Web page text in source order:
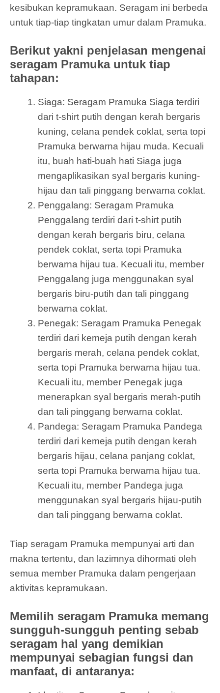
kesibukan kepramukaan. Seragam ini berbeda
untuk tiap-tiap tingkatan umur dalam Pramuka.
Berikut yakni penjelasan mengenai
seragam Pramuka untuk tiap
tahapan:
Siaga: Seragam Pramuka Siaga terdiri
dari t-shirt putih dengan kerah bergaris
kuning, celana pendek coklat, serta topi
Pramuka berwarna hijau muda. Kecuali
itu, buah hati-buah hati Siaga juga
mengaplikasikan syal bergaris kuning-
hijau dan tali pinggang berwarna coklat.
Penggalang: Seragam Pramuka
Penggalang terdiri dari t-shirt putih
dengan kerah bergaris biru, celana
pendek coklat, serta topi Pramuka
berwarna hijau tua. Kecuali itu, member
Penggalang juga menggunakan syal
bergaris biru-putih dan tali pinggang
berwarna coklat.
Penegak: Seragam Pramuka Penegak
terdiri dari kemeja putih dengan kerah
bergaris merah, celana pendek coklat,
serta topi Pramuka berwarna hijau tua.
Kecuali itu, member Penegak juga
menerapkan syal bergaris merah-putih
dan tali pinggang berwarna coklat.
Pandega: Seragam Pramuka Pandega
terdiri dari kemeja putih dengan kerah
bergaris hijau, celana panjang coklat,
serta topi Pramuka berwarna hijau tua.
Kecuali itu, member Pandega juga
menggunakan syal bergaris hijau-putih
dan tali pinggang berwarna coklat.
Tiap seragam Pramuka mempunyai arti dan
makna tertentu, dan lazimnya dihormati oleh
semua member Pramuka dalam pengerjaan
aktivitas kepramukaan.
Memilih seragam Pramuka memang
sungguh-sungguh penting sebab
seragam hal yang demikian
mempunyai sebagian fungsi dan
manfaat, di antaranya: